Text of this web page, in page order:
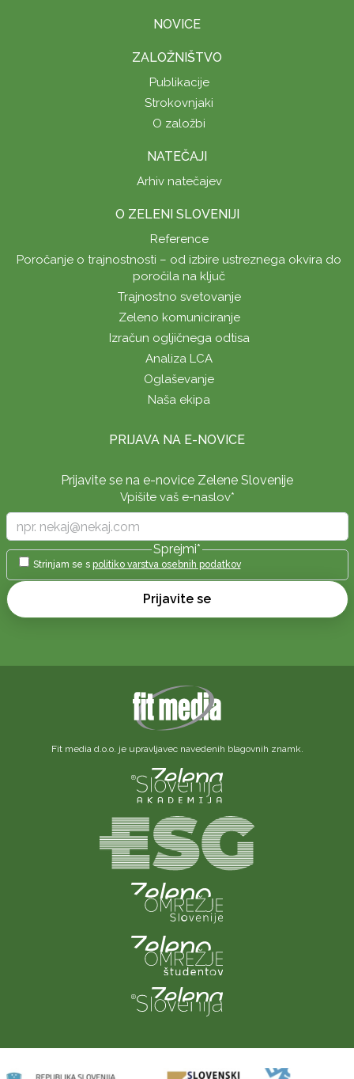
NOVICE
ZALOŽNIŠTVO
Publikacije
Strokovnjaki
O založbi
NATEČAJI
Arhiv natečajev
O ZELENI SLOVENIJI
Reference
Poročanje o trajnostnosti – od izbire ustreznega okvira do
poročila na ključ
Trajnostno svetovanje
Zeleno komuniciranje
Izračun ogljičnega odtisa
Analiza LCA
Oglaševanje
Naša ekipa
PRIJAVA NA E-NOVICE
Prijavite se na e-novice Zelene Slovenije
Vpišite vaš e-naslov*
Sprejmi*
Strinjam se s politiko varstva osebnih podatkov
Prijavite se
Fit media d.o.o. je upravljavec navedenih blagovnih znamk.